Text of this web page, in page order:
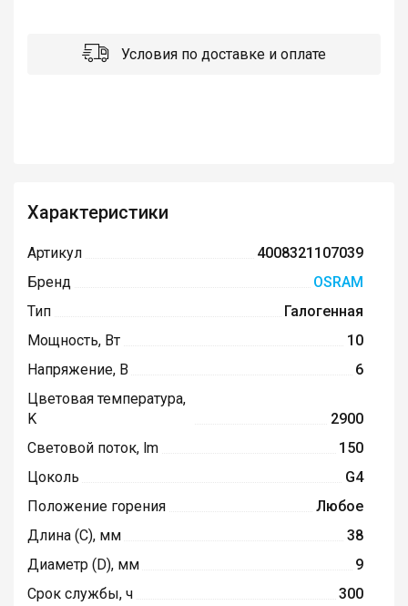
Условия по доставке и оплате
Характеристики
Артикул
4008321107039
Бренд
OSRAM
Тип
Галогенная
Мощность, Вт
10
Напряжение, В
6
Цветовая температура,
K
2900
Световой поток, lm
150
Цоколь
G4
Положение горения
Любое
Длина (C), мм
38
Диаметр (D), мм
9
Срок службы, ч
300